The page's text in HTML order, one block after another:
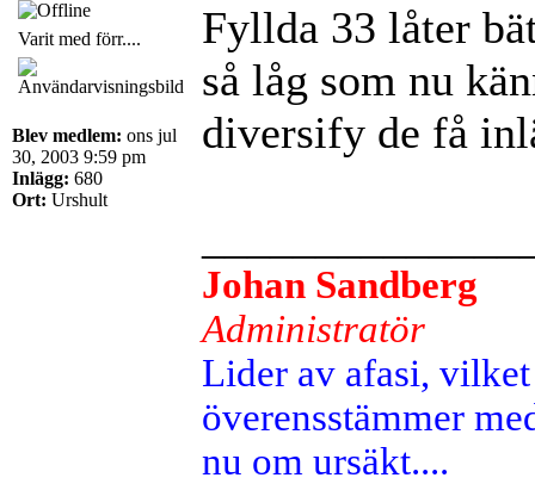
Varit med förr....
Blev medlem: ons jul
30, 2003 9:59 pm
Inlägg: 680
Ort: Urshult
Fyllda 33 låter
så låg som nu
diversify de få
Johan Sandberg
Administratör
Lider av afasi,
överensstämmer
nu om ursäkt....